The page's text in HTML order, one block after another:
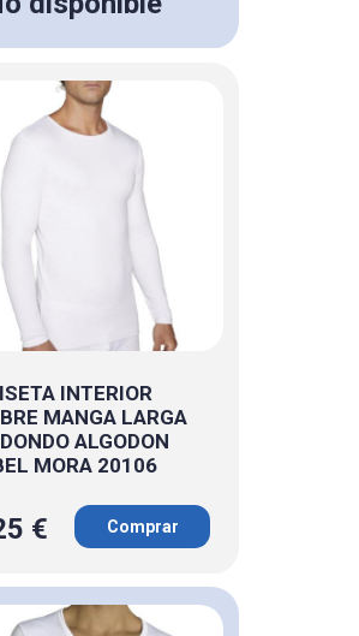
INTERIOR
MANGA LARGA
ALGODON
MORA 20106
€ Comprar